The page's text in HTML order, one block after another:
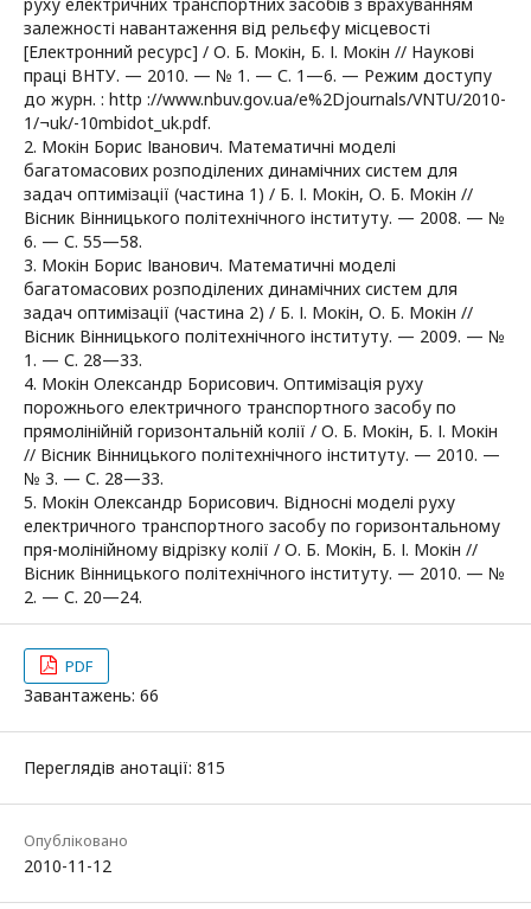
залежності навантаження від рельєфу місцевості
[Електронний ресурс] / О. Б. Мокін, Б. І. Мокін // Наукові
праці ВНТУ. — 2010. — № 1. — С. 1—6. — Режим доступу
до журн. : http ://www.nbuv.gov.ua/e%2Djournals/VNTU/2010-
1/¬uk/-10mbidot_uk.pdf.
2. Мокін Борис Іванович. Математичні моделі
багатомасових розподілених динамічних систем для
задач оптимізації (частина 1) / Б. І. Мокін, О. Б. Мокін //
Вісник Вінницького політехнічного інституту. — 2008. — №
6. — С. 55—58.
3. Мокін Борис Іванович. Математичні моделі
багатомасових розподілених динамічних систем для
задач оптимізації (частина 2) / Б. І. Мокін, О. Б. Мокін //
Вісник Вінницького політехнічного інституту. — 2009. — №
1. — С. 28—33.
4. Мокін Олександр Борисович. Оптимізація руху
порожнього електричного транспортного засобу по
прямолінійній горизонтальній колії / О. Б. Мокін, Б. І. Мокін
// Вісник Вінницького політехнічного інституту. — 2010. —
№ 3. — С. 28—33.
5. Мокін Олександр Борисович. Відносні моделі руху
електричного транспортного засобу по горизонтальному
пря-молінійному відрізку колії / О. Б. Мокін, Б. І. Мокін //
Вісник Вінницького політехнічного інституту. — 2010. — №
2. — С. 20—24.
PDF
Завантажень: 66
Переглядів анотації: 815
Опубліковано
2010-11-12